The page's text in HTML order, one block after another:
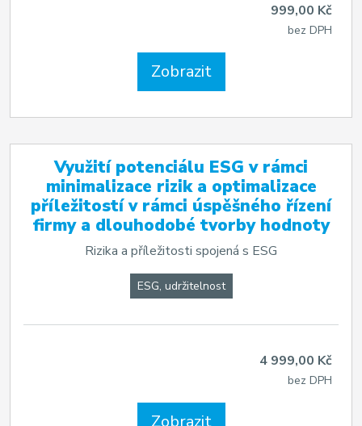
999,00 Kč
bez DPH
Zobrazit
Využití potenciálu ESG v rámci
minimalizace rizik a optimalizace
příležitostí v rámci úspěšného řízení
firmy a dlouhodobé tvorby hodnoty
Rizika a příležitosti spojená s ESG
ESG, udržitelnost
4 999,00 Kč
bez DPH
Zobrazit